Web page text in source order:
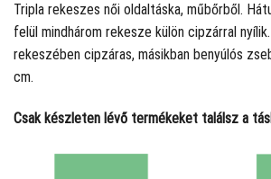
Tripla rekeszes női oldaltáska, műbőrből.
felül mindhárom rekesze külön cipzárral
rekeszében cipzáras, másikban benyúlós
cm.
Csak készleten lévő termékeket találsz a